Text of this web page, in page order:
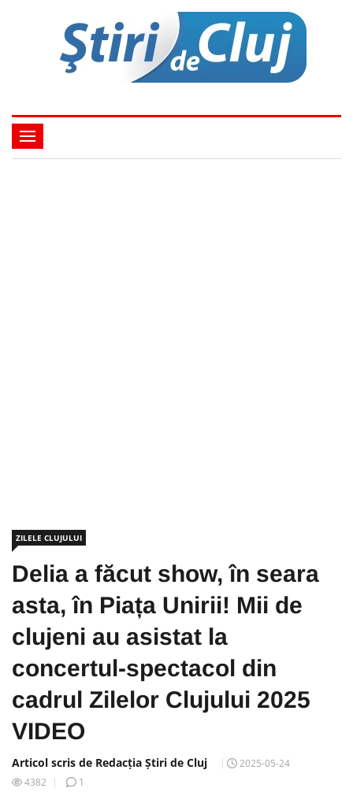
ZILELE CLUJULUI
Delia a făcut show, în seara
asta, în Piața Unirii! Mii de
clujeni au asistat la
concertul-spectacol din
cadrul Zilelor Clujului 2025
VIDEO
Articol scris de Redacția Știri de Cluj
2025-05-24
4382
1